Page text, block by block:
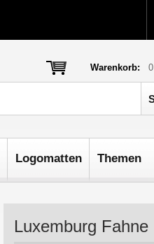
Warenkorb: 0
Logomatten Themen
Luxemburg Fahne